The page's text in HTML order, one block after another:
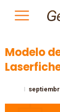
Modelo